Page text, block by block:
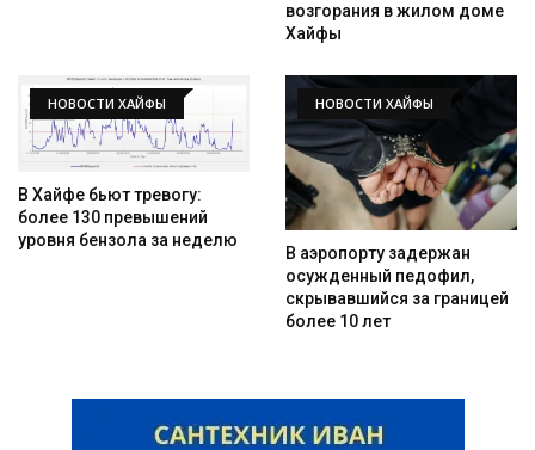
возгорания в жилом доме
Хайфы
НОВОСТИ ХАЙФЫ
В Хайфе бьют тревогу:
более 130 превышений
уровня бензола за неделю
НОВОСТИ ХАЙФЫ
В аэропорту задержан
осужденный педофил,
скрывавшийся за границей
более 10 лет